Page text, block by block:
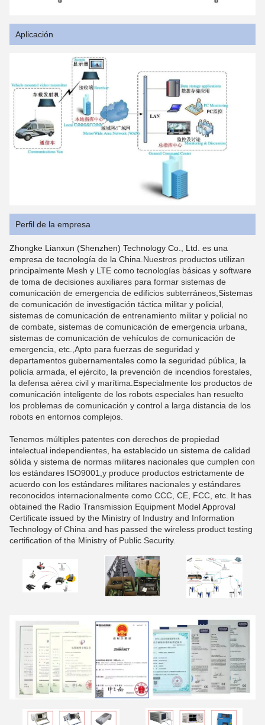
Aplicación
Perfil de la empresa
Zhongke Lianxun (Shenzhen) Technology Co., Ltd. es una
empresa de tecnología de la China.Nuestros productos utilizan
principalmente Mesh y LTE como tecnologías básicas y software
de toma de decisiones auxiliares para formar sistemas de
comunicación de emergencia de edificios subterráneos,Sistemas
de comunicación de investigación táctica militar y policial,
sistemas de comunicación de entrenamiento militar y policial no
de combate, sistemas de comunicación de emergencia urbana,
sistemas de comunicación de vehículos de comunicación de
emergencia, etc.,Apto para fuerzas de seguridad y
departamentos gubernamentales como la seguridad pública, la
policía armada, el ejército, la prevención de incendios forestales,
la defensa aérea civil y marítima.Especialmente los productos de
comunicación inteligente de los robots especiales han resuelto
los problemas de comunicación y control a larga distancia de los
robots en entornos complejos.
Tenemos múltiples patentes con derechos de propiedad
intelectual independientes, ha establecido un sistema de calidad
sólida y sistema de normas militares nacionales que cumplen con
los estándares ISO9001,y produce productos estrictamente de
acuerdo con los estándares militares nacionales y estándares
reconocidos internacionalmente como CCC, CE, FCC, etc. It has
obtained the Radio Transmission Equipment Model Approval
Certificate issued by the Ministry of Industry and Information
Technology of China and has passed the wireless product testing
certification of the Ministry of Public Security.